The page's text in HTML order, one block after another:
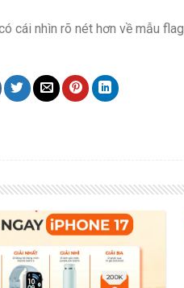
cái nhìn rõ nét hơn về mẫu